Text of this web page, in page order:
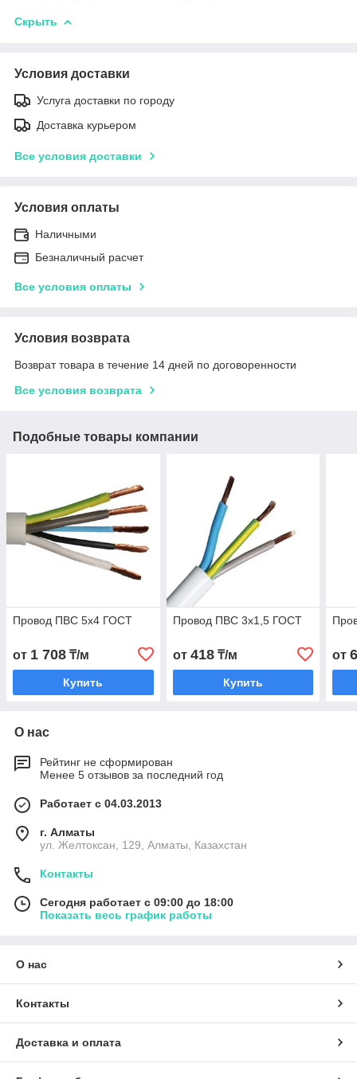
Скрыть
Условия доставки
Услуга доставки по городу
Доставка курьером
Все условия доставки
Условия оплаты
Наличными
Безналичный расчет
Все условия оплаты
Условия возврата
Возврат товара в течение 14 дней по договоренности
Все условия возврата
Подобные товары компании
Провод ПВС 5х4 ГОСТ
от 1 708 ₸/м
Купить
Провод ПВС 3х1,5 ГОСТ
от 418₸/м
Купить
от
О нас
Рейтинг не сформирован
Менее 5 отзывов за последний год
Работает с 04.03.2013
г. Алматы
ул. Желтоксан, 129, Алматы, Казахстан
Контакты
Сегодня работает с 09:00 до 18:00
Показать весь график работы
О нас
Контакты
Доставка и оплата